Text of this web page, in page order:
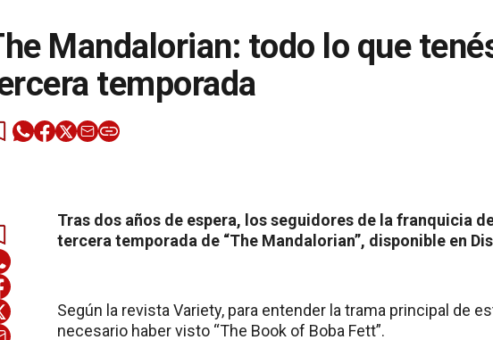
Mandalorian: todo lo que
temporada
Tras dos años de espera, los seguidores de la franquicia
tercera temporada de “The Mandalorian”, disponible en
Según la revista Variety, para entender la trama principal de
necesario haber visto “The Book of Boba Fett”.